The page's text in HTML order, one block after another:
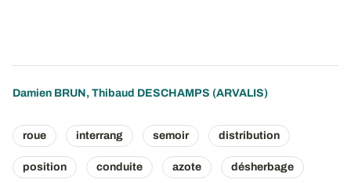
Damien BRUN, Thibaud DESCHAMPS (ARVALIS)
roue interrang semoir distribution
position conduite azote désherbage